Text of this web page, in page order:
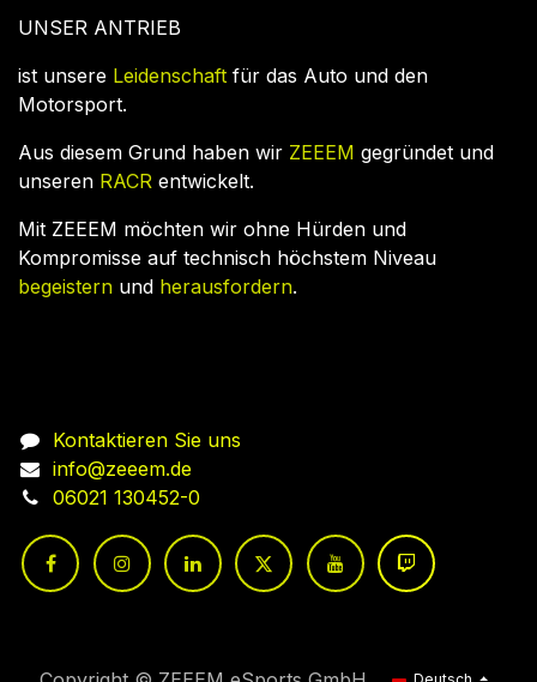
UNSER ANTRIEB
ist unsere Leidenschaft für das Auto und den
Motorsport.
Aus diesem Grund haben wir ZEEEM gegründet und
unseren RACR entwickelt.
Mit ZEEEM möchten wir ohne Hürden und
Kompromisse auf technisch höchstem Niveau
begeistern und herausfordern.
Kontaktieren Sie uns
info@zeeem.de
06021 130452-0